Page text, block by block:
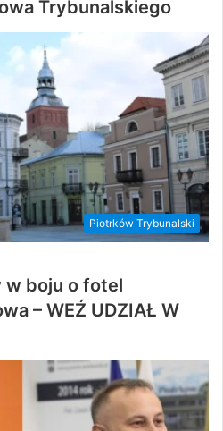
Trybunalskiego
Piotrków Trybunalski
w boju o fotel
– WEŹ UDZIAŁ W